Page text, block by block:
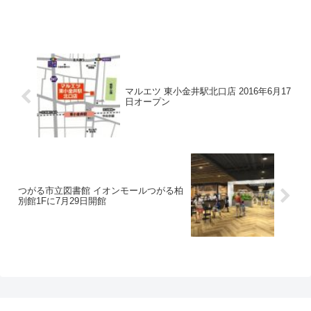
マルエツ 東小金井駅北口店 2016年6月17
日オープン
つがる市立図書館 イオンモールつがる柏
別館1Fに7月29日開館